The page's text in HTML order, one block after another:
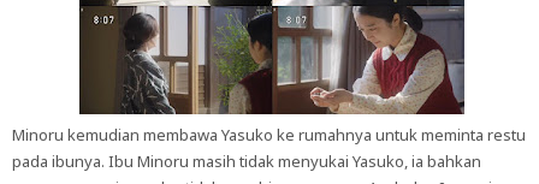
Minoru kemudian membawa Yasuko ke rumahnya untuk meminta restu
pada ibunya. Ibu Minoru masih tidak menyukai Yasuko, ia bahkan